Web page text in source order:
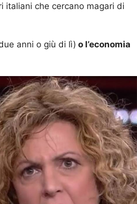
italiani che cercano magari di
anni o giù di lì) o l’economia